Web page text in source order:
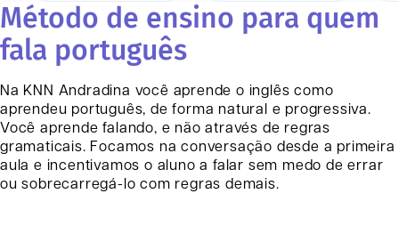
Método de ensino para quem
fala português
Na KNN Andradina você aprende o inglês como
aprendeu português, de forma natural e progressiva.
Você aprende falando, e não através de regras
gramaticais. Focamos na conversação desde a primeira
aula e incentivamos o aluno a falar sem medo de errar
ou sobrecarregá-lo com regras demais.